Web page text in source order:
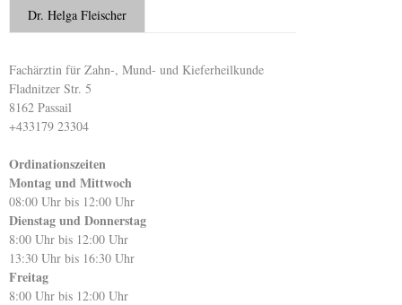
Dr. Helga Fleischer
Fachärztin für Zahn-, Mund- und Kieferheilkunde
Fladnitzer Str. 5
8162 Passail
+433179 23304
Ordinationszeiten
Montag und Mittwoch
08:00 Uhr bis 12:00 Uhr
Dienstag und Donnerstag
8:00 Uhr bis 12:00 Uhr
13:30 Uhr bis 16:30 Uhr
Freitag
8:00 Uhr bis 12:00 Uhr